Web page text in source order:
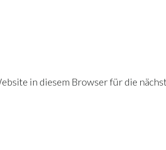
in diesem Browser für die